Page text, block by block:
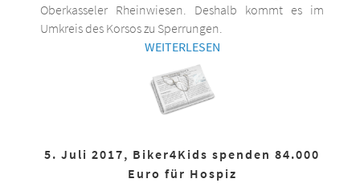
Oberkasseler Rheinwiesen. Deshalb kommt es im
Umkreis des Korsos zu Sperrungen.
WEITERLESEN
5. Juli 2017, Biker4Kids spenden 84.000
Euro für Hospiz